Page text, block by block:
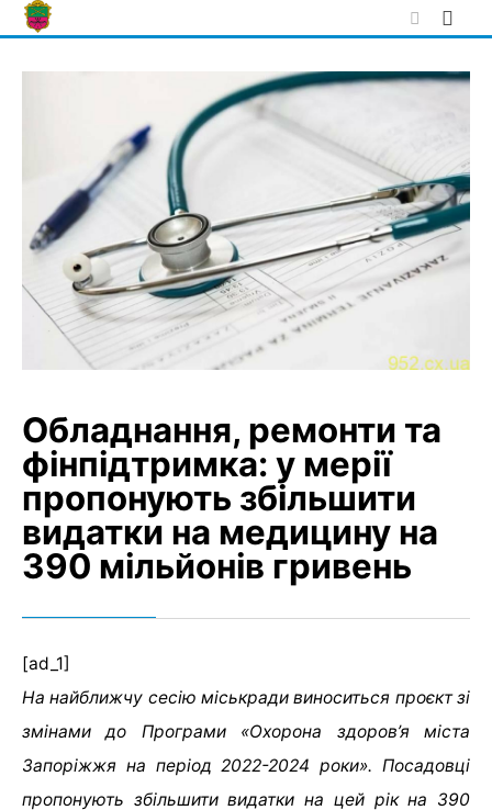
Skip
to
Обладнання, ремонти та
фінпідтримка: у мерії
пропонують збільшити
видатки на медицину на
390 мільйонів гривень
[ad_1]
На найближчу сесію міськради виноситься проєкт зі
змінами до Програми «Охорона здоров’я міста
Запоріжжя на період 2022-2024 роки». Посадовці
пропонують збільшити видатки на цей рік на 390